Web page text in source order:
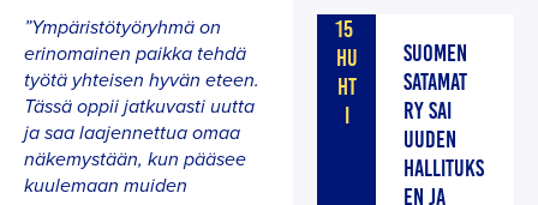
”Ympäristötyöryhmä on
erinomainen paikka tehdä
työtä yhteisen hyvän eteen.
Tässä oppii jatkuvasti uutta
ja saa laajennettua omaa
näkemystään, kun pääsee
kuulemaan muiden
15
HU
HT
I
SUOMEN
SATAMAT
RY SAI
UUDEN
HALLITUKS
EN JA